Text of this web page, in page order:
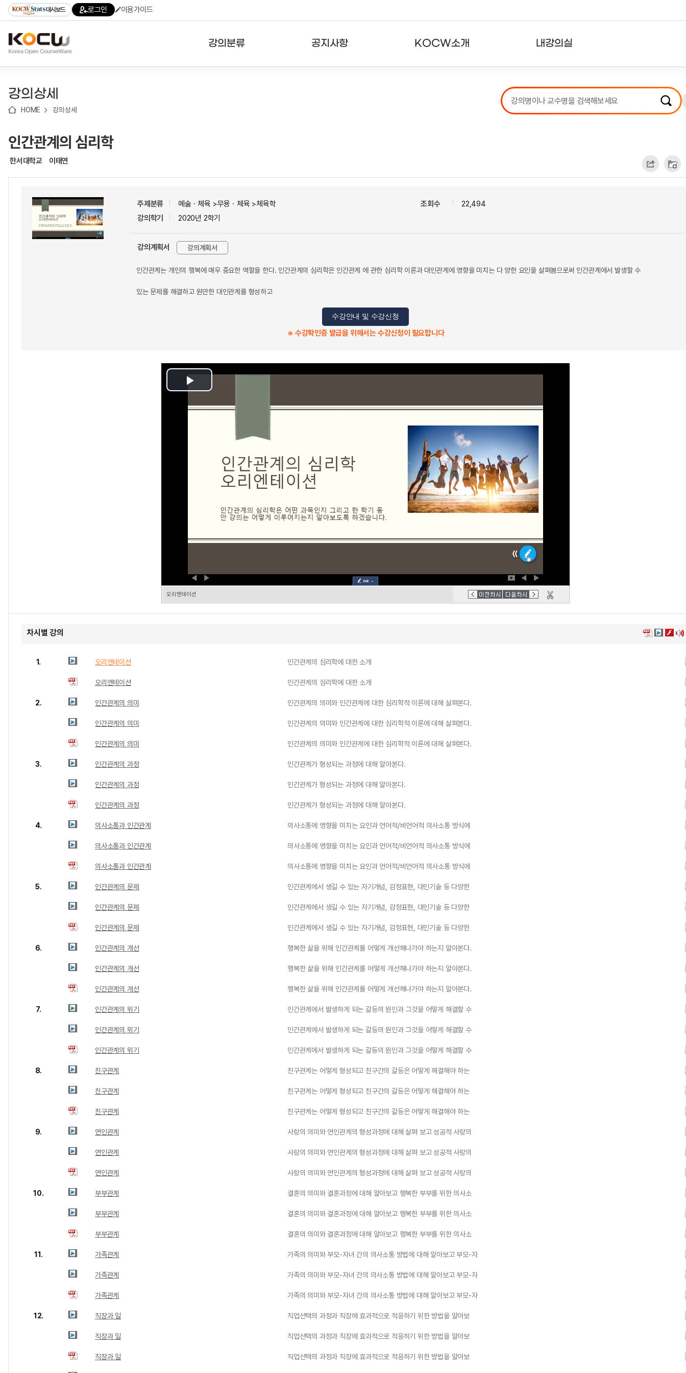
기
기
기
content)
가
대시보드 로그인 이용가이드
강의분류 공지사항 KOCW소개 내강의실
강의리스트
수강확인증강의
강의상세
HOME 강의상세
인간관계의 심리학
한서대학교 이태연
주제분류
예술ㆍ체육 >무용ㆍ체육 >체육학
강의학기
2020년 2학기
조회수 22,494
강의계획서 강의계획서
인간관계는 개인의 행복에 매우 중요한 역할을 한다. 인간관계의 심리학은 인간관계 에 관한 심리학 이론과 대인관계에 영향을 미치는 다 양한 요인을 살펴봄으로써 인간관계에서 발생할 수
있는 문제를 해결하고 원만한 대인관계를 형성하고
수강안내 및 수강신청
※ 수강확인증 발급을 위해서는 수강신청이 필요합니다
Play
Video
오리엔테이션
차시별 강의
1. 오리엔테이션 인간관계의 심리학에 대한 소개
오리엔테이션 인간관계의 심리학에 대한 소개
2. 인간관계의 의미 인간관계의 의미와 인간관계에 대한 심리학적 이론에 대해 살펴본다.
인간관계의 의미 인간관계의 의미와 인간관계에 대한 심리학적 이론에 대해 살펴본다.
인간관계의 의미 인간관계의 의미와 인간관계에 대한 심리학적 이론에 대해 살펴본다.
3. 인간관계의 과정 인간관계가 형성되는 과정에 대해 알아본다.
인간관계의 과정 인간관계가 형성되는 과정에 대해 알아본다.
인간관계의 과정 인간관계가 형성되는 과정에 대해 알아본다.
4. 의사소통과 인간관계 의사소통에 영향을 미치는 요인과 언어적/비언어적 의사소통 방식에
의사소통과 인간관계 의사소통에 영향을 미치는 요인과 언어적/비언어적 의사소통 방식에
의사소통과 인간관계 의사소통에 영향을 미치는 요인과 언어적/비언어적 의사소통 방식에
5. 인간관계의 문제 인간관계에서 생길 수 있는 자기개념, 감정표현, 대인기술 등 다양한
인간관계의 문제 인간관계에서 생길 수 있는 자기개념, 감정표현, 대인기술 등 다양한
인간관계의 문제 인간관계에서 생길 수 있는 자기개념, 감정표현, 대인기술 등 다양한
6. 인간관계의 개선 행복한 삶을 위해 인간관계를 어떻게 개선해나가야 하는지 알아본다.
인간관계의 개선 행복한 삶을 위해 인간관계를 어떻게 개선해나가야 하는지 알아본다.
인간관계의 개선 행복한 삶을 위해 인간관계를 어떻게 개선해나가야 하는지 알아본다.
7. 인간관계의 위기 인간관계에서 발생하게 되는 갈등의 원인과 그것을 어떻게 해결할 수
인간관계의 위기 인간관계에서 발생하게 되는 갈등의 원인과 그것을 어떻게 해결할 수
인간관계의 위기 인간관계에서 발생하게 되는 갈등의 원인과 그것을 어떻게 해결할 수
8. 친구관계 친구관계는 어떻게 형성되고 친구간의 갈등은 어떻게 해결해야 하는
친구관계 친구관계는 어떻게 형성되고 친구간의 갈등은 어떻게 해결해야 하는
친구관계 친구관계는 어떻게 형성되고 친구간의 갈등은 어떻게 해결해야 하는
9. 연인관계 사랑의 의미와 연인관계의 형성과정에 대해 살펴 보고 성공적 사랑의
연인관계 사랑의 의미와 연인관계의 형성과정에 대해 살펴 보고 성공적 사랑의
연인관계 사랑의 의미와 연인관계의 형성과정에 대해 살펴 보고 성공적 사랑의
10. 부부관계 결혼의 의미와 결혼과정에 대해 알아보고 행복한 부부를 위한 의사소
부부관계 결혼의 의미와 결혼과정에 대해 알아보고 행복한 부부를 위한 의사소
부부관계 결혼의 의미와 결혼과정에 대해 알아보고 행복한 부부를 위한 의사소
11. 가족관계 가족의 의미와 부모-자녀 간의 의사소통 방법에 대해 알아보고 부모-자
가족관계 가족의 의미와 부모-자녀 간의 의사소통 방법에 대해 알아보고 부모-자
가족관계 가족의 의미와 부모-자녀 간의 의사소통 방법에 대해 알아보고 부모-자
12. 직장과 일 직업선택의 과정과 직장에 효과적으로 적응하기 위한 방법을 알아보
직장과 일 직업선택의 과정과 직장에 효과적으로 적응하기 위한 방법을 알아보
직장과 일 직업선택의 과정과 직장에 효과적으로 적응하기 위한 방법을 알아보